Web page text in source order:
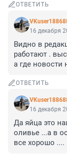
ОТВЕТИТЬ
16 декабря
Видно в
работают .
а где новости
ОТВЕТИТЬ
16 декабря
Да яйца это
оливье ...а в
все хорошо ....